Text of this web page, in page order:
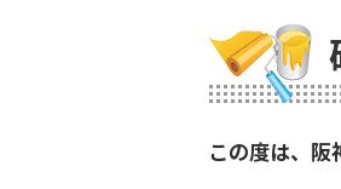
この度は、阪